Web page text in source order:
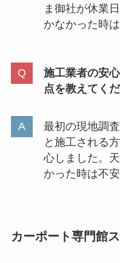
ま御社が休業
かなかった時
施工業者の安
点を教えてくだ
最初の現地調
と施工される
心しました。
かった時は不
カーポート専門館